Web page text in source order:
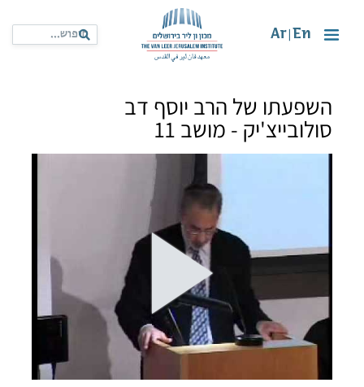
En
Ar
השפעתו של הרב יוסף דב
סולובייצ'יק - מושב 11